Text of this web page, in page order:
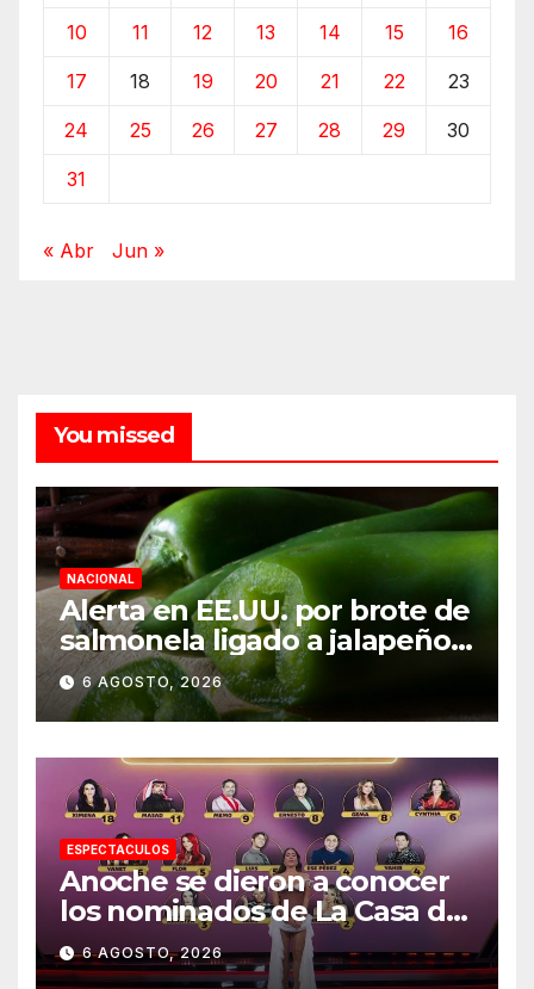
10 11 12 13 14 15 16
17 18 19 20 21 22 23
24 25 26 27 28 29 30
31
« Abr Jun »
You missed
NACIONAL
Alerta en EE.UU. por brote de
salmonela ligado a jalapeños
mexicanos; reportan 345
casos
6 AGOSTO, 2026
ESPECTACULOS
Anoche se dieron a conocer
los nominados de La Casa de
los Famosos México 2026 en
la segunda semana
6 AGOSTO, 2026